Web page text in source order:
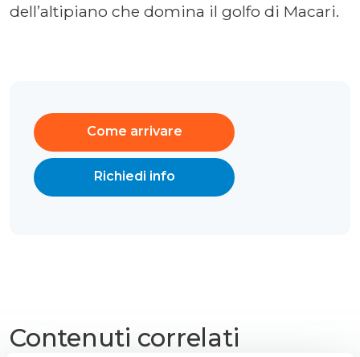
Come arrivare
Richiedi info
dell’altipiano che domina il golfo di Macari.
Contenuti correlati